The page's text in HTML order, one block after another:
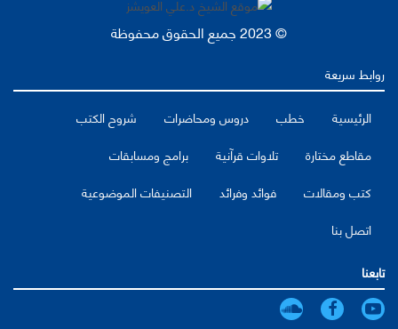
© 2023 جميع الحقوق محفوظة
روابط سريعة
الرئيسية
خطب دروس ومحاضرات
شروح الكتب
مقاطع مختارة
تلاوات قرآنية
برامج ومسابقات
كتب ومقالات
فوائد وفرائد
التصنيفات الموضوعية
اتصل بنا
تابعنا